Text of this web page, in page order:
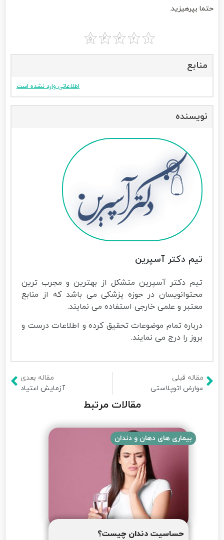
حتما بپرهیزید.
منابع
اطلاعاتی وارد نشده است
نویسنده
تیم دکتر آسپرین
تیم دکتر آسپرین متشکل از بهترین و مجرب ترین
محتوانویسان در حوزه پزشکی می باشد که از منابع
معتبر و علمی خارجی استفاده می نمایند.
درباره تمام موضوعات تحقیق کرده و اطلاعات درست و
بروز را درج می نمایند.
مقاله قبلی
عوارض اتوپلاستی
مقاله بعدی
آزمایش اعتیاد
مقالات مرتبط
بیماری های دهان و دندان
حساسیت دندان چیست؟